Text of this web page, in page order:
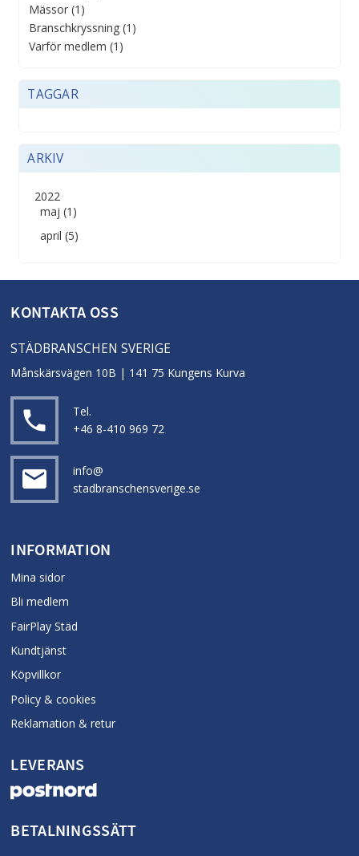
Mässor (1)
Branschkryssning (1)
Varför medlem (1)
TAGGAR
ARKIV
2022
maj (1)
april (5)
KONTAKTA OSS
STÄDBRANSCHEN SVERIGE
Månskärsvägen 10B | 141 75 Kungens Kurva
local_phone
Tel.
+46 8-410 969 72
email
info@
stadbranschensverige.se
INFORMATION
Mina sidor
Bli medlem
FairPlay Städ
Kundtjänst
Köpvillkor
Policy & cookies
Reklamation & retur
LEVERANS
BETALNINGSSÄTT